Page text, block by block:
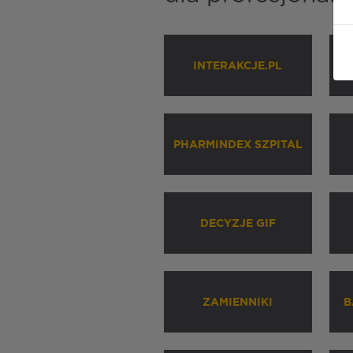
INTERAKCJE.PL
PHARMINDEX SZPITAL
DECYZJE GIF
ZAMIENNIKI